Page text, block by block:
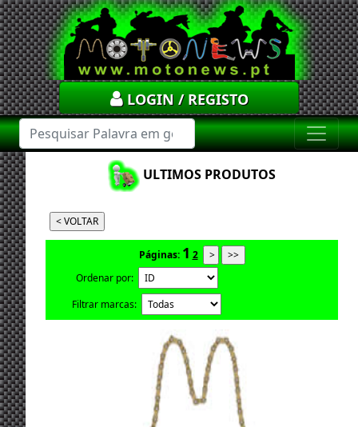
LOGIN / REGISTO
ULTIMOS PRODUTOS
Páginas: 1 2
Ordenar por:
Filtrar marcas: